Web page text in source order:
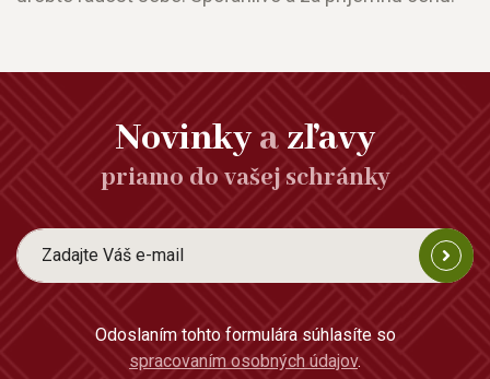
Novinkyazľavy
priamo do vašej schránky
Odoslaním tohto formulára súhlasíte so
spracovaním osobných údajov.